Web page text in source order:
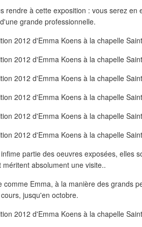
rendre à cette exposition : vous serez en
grande professionnelle.
partie des oeuvres exposées, elles
absolument une visite..
comme Emma, à la manière des grands
jusqu'en octobre.